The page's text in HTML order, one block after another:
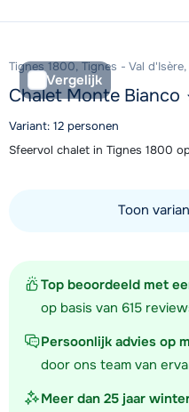
Top beoordeeld met
op basis van 615
Persoonlijk advies op
door ons team van
Meer dan 25 jaar
Vergelijk
Tignes 1800, Tignes - Val
Chalet Monte Bianco
Variant: 12 personen
Sfeervol chalet in Tignes 1800
Toon